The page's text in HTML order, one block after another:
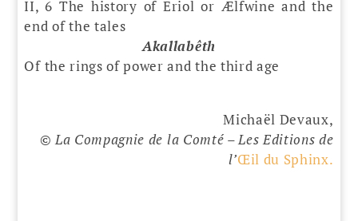
II, 6 The history of Eriol or Ælfwine and the
end of the tales
Akallabêth
Of the rings of power and the third age
Michaël Devaux,
© La Compagnie de la Comté – Les Editions de
l’Œil du Sphinx.